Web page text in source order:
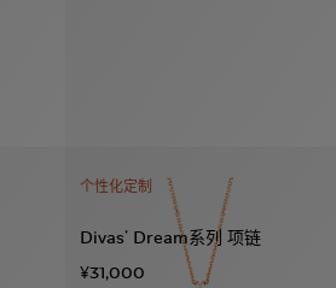
个性化定制
Divas’ Dream系列 项链
¥31,000